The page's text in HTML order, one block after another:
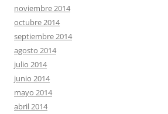
noviembre 2014
octubre 2014
septiembre 2014
agosto 2014
julio 2014
junio 2014
mayo 2014
abril 2014